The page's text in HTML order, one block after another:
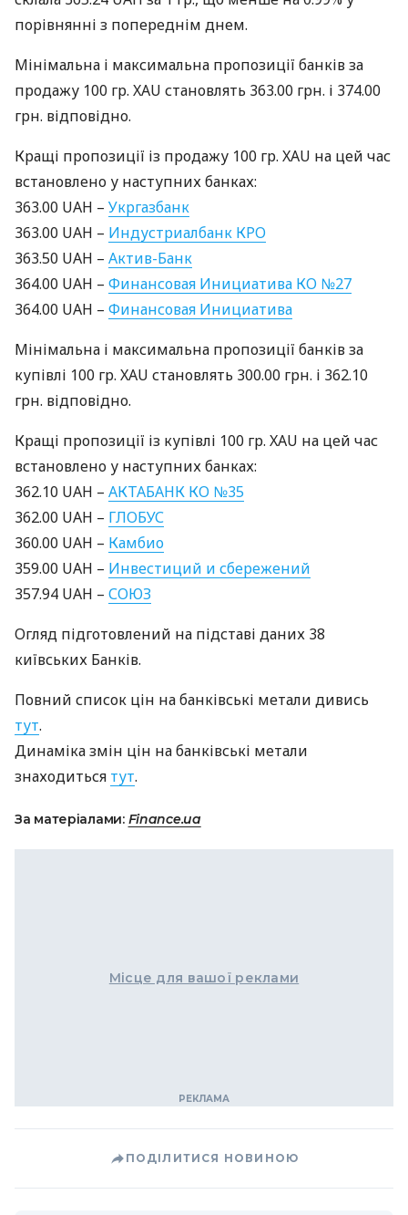
порівнянні з попереднім днем.
Мінімальна і максимальна пропозиції банків за
продажу 100 гр. XAU становлять 363.00 грн. і 374.00
грн. відповідно.
Кращі пропозиції із продажу 100 гр. XAU на цей час
встановлено у наступних банках:
363.00 UAH – Укргазбанк
363.00 UAH – Индустриалбанк КРО
363.50 UAH – Актив-Банк
364.00 UAH – Финансовая Инициатива КО №27
364.00 UAH – Финансовая Инициатива
Мінімальна і максимальна пропозиції банків за
купівлі 100 гр. XAU становлять 300.00 грн. і 362.10
грн. відповідно.
Кращі пропозиції із купівлі 100 гр. XAU на цей час
встановлено у наступних банках:
362.10 UAH – АКТАБАНК КО №35
362.00 UAH – ГЛОБУС
360.00 UAH – Камбио
359.00 UAH – Инвестиций и сбережений
357.94 UAH – СОЮЗ
Огляд підготовлений на підставі даних 38
київських Банків.
Повний список цін на банківські метали дивись
тут.
Динаміка змін цін на банківські метали
знаходиться тут.
За матеріалами: Finance.ua
Місце для вашої реклами
ПОДІЛИТИСЯ НОВИНОЮ